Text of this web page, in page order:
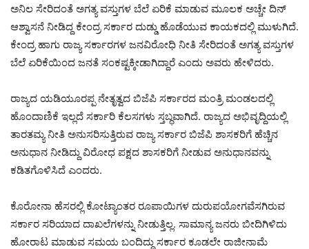
ಅನಿಲ ಸೇರಿದಂತೆ ಅಗತ್ಯ ವಸ್ತುಗಳ ಬೆಲೆ ಏರಿಕೆ ಮಾಡುವ ಮೂಲಕ ಅಚ್ಚೇ ದಿನ್
ಆಶ್ವಾಸನೆ ನೀಡಿದ್ದ ಕೇಂದ್ರ ಸರ್ಕಾರ ದುಡ್ಡು ಹೊಡೆಯುವ ಕಾಯಕದಲ್ಲಿ ಮುಳುಗಿದೆ.
ಕೇಂದ್ರ ಹಾಗು ರಾಜ್ಯ ಸರ್ಕಾರಗಳ ಜನವಿರೋಧಿ ನೀತಿ ಸೇರಿದಂತೆ ಅಗತ್ಯ ವಸ್ತುಗಳ
ಬೆಲೆ ಏರಿಕೆಯಿಂದ ಜನತೆ ಸಂಕಷ್ಟಕ್ಕೀಡಾಗಿದ್ದಾರೆ ಎಂದು ಅವರು ಹೇಳಿದರು.
ರಾಜ್ಯದ ಯಡಿಯೂರಪ್ಪ ನೇತೃತ್ವದ ಬಿಜೆಪಿ ಸರ್ಕಾರದ ಮಂತ್ರಿ ಮಂಡಲದಲ್ಲಿ
ಹೊಂದಾಣಿಕೆ ಇಲ್ಲದೆ ಸರ್ಕಾರಿ ಕೆಲಸಗಳು ಸ್ತಬ್ಧವಾಗಿದೆ. ರಾಜ್ಯದ ಅಭಿವೃದ್ದಿಯಲ್ಲಿ
ತಾರತಮ್ಯ ನೀತಿ ಅನುಸರಿಸುತ್ತಿರುವ ರಾಜ್ಯ ಸರ್ಕಾರ ಬಿಜೆಪಿ ಶಾಸಕರಿಗೆ ಹೆಚ್ಚಿನ
ಅನುಧಾನ ನೀಡಿದ್ದು ವಿರೋಧ ಪಕ್ಷದ ಶಾಸಕರಿಗೆ ನೀಡುವ ಅನುಧಾನವನ್ನು
ಕಡಿತಗೊಳಿಸಿದೆ ಎಂದರು.
ಕೊರೋನಾ ಹೆಸರಲ್ಲಿ ಕೋಟ್ಯಾಂತರ ರೂಪಾಯಿಗಳ ದುರುಪಯೋಗವೆಸಗಿರುವ
ಸರ್ಕಾರ ಸರಿಯಾದ ದಾಖಲೆಗಳನ್ನು ನೀಡುತ್ತಿಲ್ಲ. ಸಾಮಾನ್ಯ ಜನರು ಬೀದಿಗಿಳಿದು
ಹೋರಾಟ ಮಾಡುವ ಸಮಯ ಬಂದಿದ್ದು ಸರ್ಕಾರ ಕೂಡಲೇ ರಾಜೀನಾಮೆ